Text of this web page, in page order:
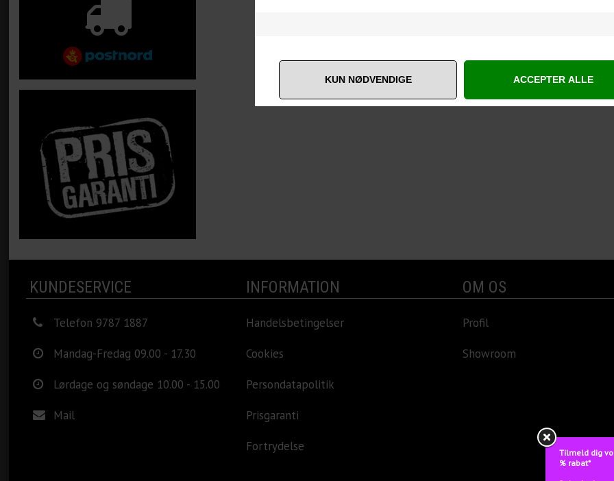
KUNDESERVICE
Telefon 9787 1887
Mandag-Fredag 09.00 - 17.30
Lørdage og søndage 10.00 - 15.00
Mail
INFORMATION
Handelsbetingelser
Cookies
Persondatapolitik
Prisgaranti
Fortrydelse
OM OS
Profil
Showroom
Tilmeld dig
% rabat*